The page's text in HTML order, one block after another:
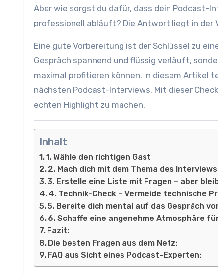
Aber wie sorgst du dafür, dass dein Podcast-
professionell abläuft? Die Antwort liegt in der
Eine gute Vorbereitung ist der Schlüssel zu
Gespräch spannend und flüssig verläuft,
maximal profitieren können. In diesem Artikel
nächsten Podcast-Interviews. Mit dieser
echten Highlight zu machen.
Inhalt
1. Wähle den richtigen Gast
2. Mach dich mit dem Thema des
3. Erstelle eine Liste mit Fragen – aber
4. Technik-Check – Vermeide technische
5. Bereite dich mental auf das Gespräch
6. Schaffe eine angenehme Atmosphäre
Fazit:
Die besten Fragen aus dem Netz:
FAQ aus Sicht eines Podcast-Experten: